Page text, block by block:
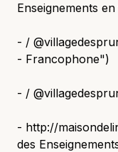
Enseignements
- /
- Francophone")
- /
- http://
des